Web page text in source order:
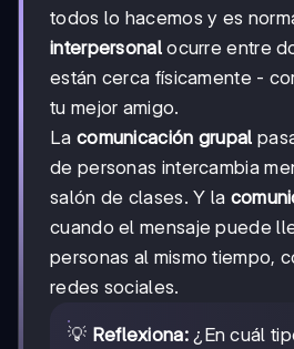
todos lo hacemos y es
interpersonalocurre entre
están cerca físicamente -
tu mejor amigo.
La comunicación grupal
de personas intercambia
salón de clases. Y la
cuando el mensaje puede
personas al mismo tiempo,
redes sociales.
💡 Reflexiona:¿En cuál